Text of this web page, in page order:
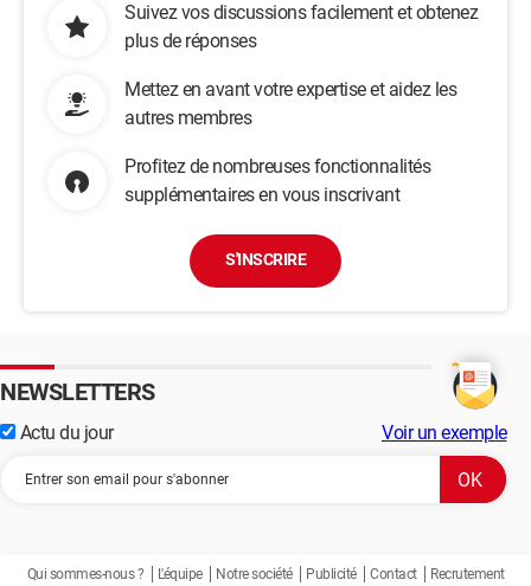
Suivez vos discussions facilement et obtenez
plus de réponses
Mettez en avant votre expertise et aidez les
autres membres
Profitez de nombreuses fonctionnalités
supplémentaires en vous inscrivant
S'INSCRIRE
NEWSLETTERS
Actu du jour Voir un exemple
Qui sommes-nous ? L'équipe Notre société Publicité Contact Recrutement